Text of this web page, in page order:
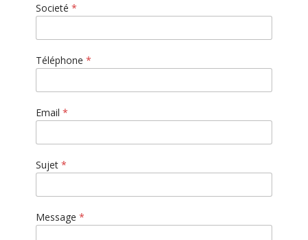
Societé *
Téléphone *
u
e
*
Email *
Sujet *
Message *